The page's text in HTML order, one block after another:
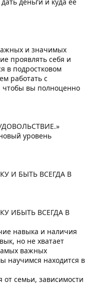
и значимых
проявлять себя и
в подростковом
работать с
чтобы вы полноценно
уровень
И БЫТЬ ВСЕГДА В
ИБЫТЬ ВСЕГДА В
навыка и наличия
но не хватает
важных
научимся находится в
от семьи, зависимости